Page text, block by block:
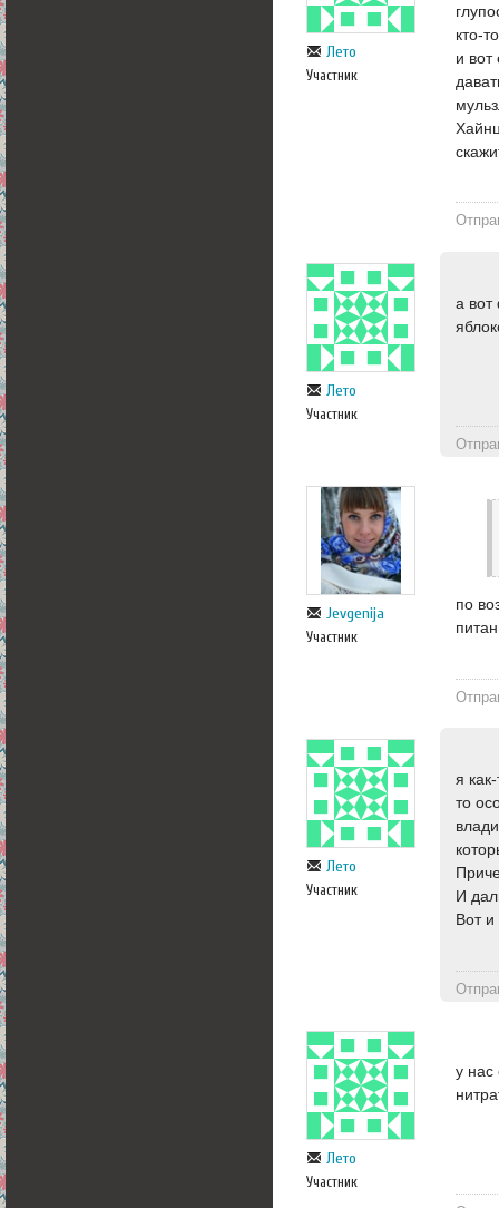
Лето
Участник
кто-
и вот
Лето
Участник
а
Jevgenija
Участник
по
Лето
Участник
я
то
И
Вот и
Лето
Участник
у нас